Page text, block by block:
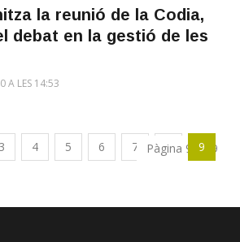
la reunió de la Codia,
debat en la gestió de les
A LES 14:53
3 4 5 6 7 8 9
Pàgina 9 de 9